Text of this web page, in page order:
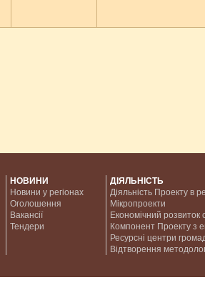
НОВИНИ
Новини у регіонах
Оголошення
Вакансії
Тендери
ДІЯЛЬНІСТЬ
Діяльність Проекту в
Мікропроекти
Економічний розвиток
Компонент Проекту з
Ресурсні центри
Відтворення